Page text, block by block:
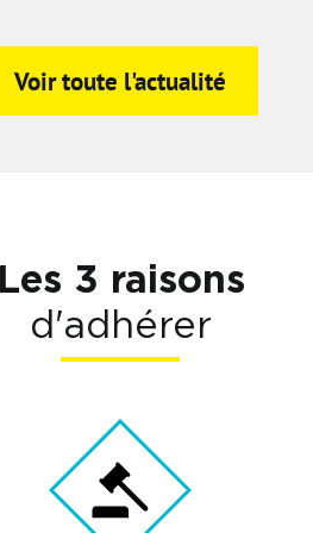
Voir toute l'actualité
Les 3 raisons
d'adhérer